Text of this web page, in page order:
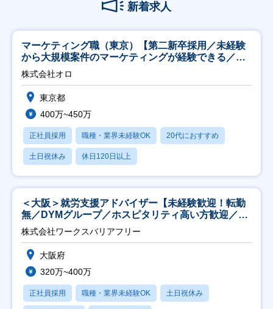
新着求人
マーケティング職（東京）【第二新卒採用／未経験
から大規模案件のマーケティングが経験できる／研
修充実】
株式会社オロ
東京都
400万~450万
正社員採用 職種・業界未経験OK 20代におすすめ
土日祝休み 休日120日以上
＜大阪＞就労支援アドバイザー【未経験歓迎！転勤
無／DYMグループ／ホスピタリティ高い方歓迎／土
日祝】
株式会社ワークスバリアフリー
大阪府
320万~400万
正社員採用 職種・業界未経験OK 土日祝休み